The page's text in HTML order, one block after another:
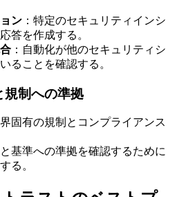
ン ：特定のセキュリティインシ
答を作成する。
：自動化が他のセキュリティシ
ることを確認する。
規制への準拠
界固有の規制とコンプライアンス
と基準への準拠を確認するために
る。